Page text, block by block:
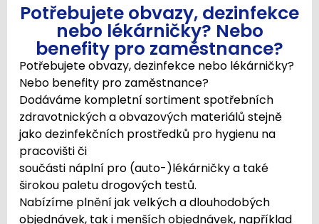
Potřebujete obvazy, dezinfekce
nebo lékárničky? Nebo
benefity pro zaměstnance?
Potřebujete obvazy, dezinfekce nebo lékárničky?
Nebo benefity pro zaměstnance?
Dodáváme kompletní sortiment spotřebních
zdravotnických a obvazových materiálů stejně
jako dezinfekčních prostředků pro hygienu na
pracovišti či
součásti náplní pro (auto-)lékárničky a také
širokou paletu drogových testů.
Nabízíme plnění jak velkých a dlouhodobých
objednávek, tak i menších objednávek, například